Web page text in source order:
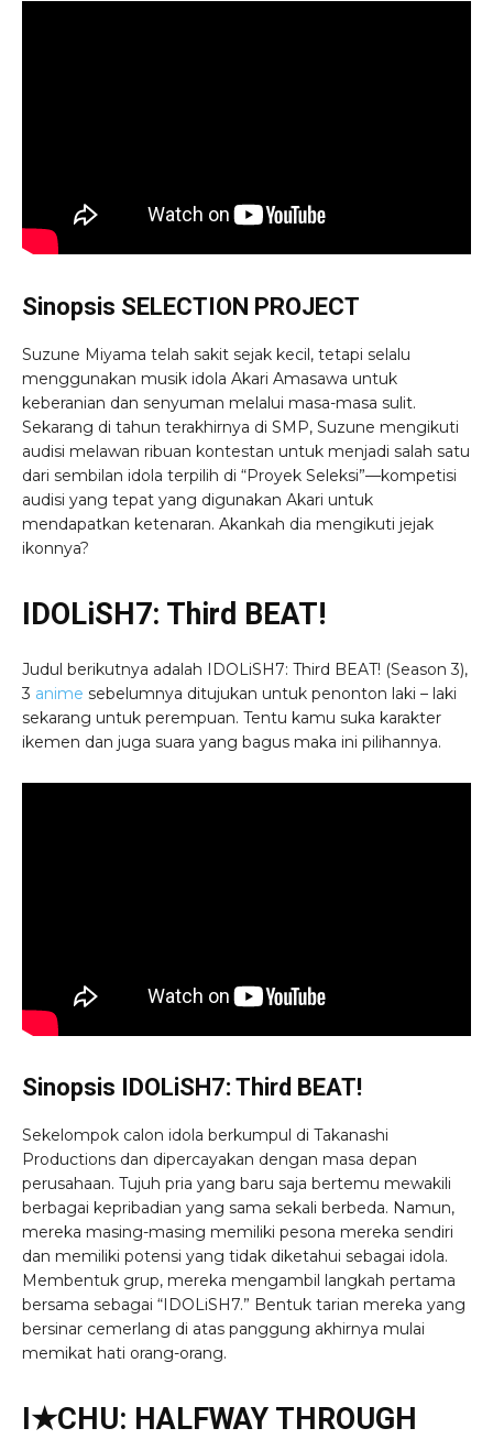
Sinopsis SELECTION PROJECT
Suzune Miyama telah sakit sejak kecil, tetapi selalu
menggunakan musik idola Akari Amasawa untuk
keberanian dan senyuman melalui masa-masa sulit.
Sekarang di tahun terakhirnya di SMP, Suzune mengikuti
audisi melawan ribuan kontestan untuk menjadi salah satu
dari sembilan idola terpilih di “Proyek Seleksi”—kompetisi
audisi yang tepat yang digunakan Akari untuk
mendapatkan ketenaran. Akankah dia mengikuti jejak
ikonnya?
IDOLiSH7: Third BEAT!
Judul berikutnya adalah IDOLiSH7: Third BEAT! (Season 3),
3 anime sebelumnya ditujukan untuk penonton laki – laki
sekarang untuk perempuan. Tentu kamu suka karakter
ikemen dan juga suara yang bagus maka ini pilihannya.
Sinopsis IDOLiSH7: Third BEAT!
Sekelompok calon idola berkumpul di Takanashi
Productions dan dipercayakan dengan masa depan
perusahaan. Tujuh pria yang baru saja bertemu mewakili
berbagai kepribadian yang sama sekali berbeda. Namun,
mereka masing-masing memiliki pesona mereka sendiri
dan memiliki potensi yang tidak diketahui sebagai idola.
Membentuk grup, mereka mengambil langkah pertama
bersama sebagai “IDOLiSH7.” Bentuk tarian mereka yang
bersinar cemerlang di atas panggung akhirnya mulai
memikat hati orang-orang.
I★CHU: HALFWAY THROUGH